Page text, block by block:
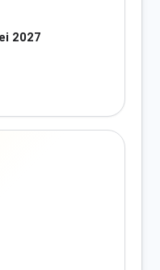
2027